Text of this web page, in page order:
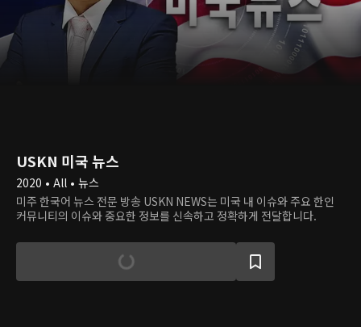
USKN 미국 뉴스
2020 • All • 뉴스
미주 한국어 뉴스 전문 방송 USKN NEWS는 미국 내 이슈와 주요 한인
커뮤니티의 이슈와 중요한 정보를 신속하고 정확하게 전달합니다.